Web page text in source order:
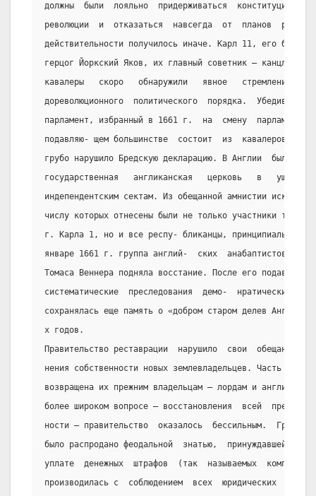
должны  были  лояльно  придерживаться  конституции,
революции  и  отказаться  навсегда  от  планов
действительности получилось иначе. Карл 11, его брат
герцог Йоркский Яков, их главный советник – канцлер
кавалеры   скоро   обнаружили   явное   стремление
дореволюционного  политического  порядка.
парламент, избранный в 1661 г.  на  смену
подавляю- щем большинстве  состоит  из  кавалеров,
грубо нарушило Бредскую декларацию. В Англии  была
государственная   англиканская   церковь   в   ущерб
индепендентским сектам. Из обещанной амнистии
числу которых отнесены были не только участники
г. Карла 1, но и все респу- бликанцы, принципиальные
январе 1661 г. группа англий-  ских  анабаптистов  под
Томаса Веннера подняла восстание. После его подавления
систематические  преследования  демо-  нратических
сохранялась еще память о «добром старом делев
х годов.
Правительство реставрации  нарушило  свои  обещания
нения собственности новых землевладельцев. Часть
возвращена их прежним владельцам – лордам и
более широком вопросе – восстановления  всей  прежней
ности – правительство  оказалось  бессильным.
было распродано феодальной  знатью,  принуждавшейся
уплате  денежных  штрафов  (так  называемых
производилась с  соблюдением  всех  юридических